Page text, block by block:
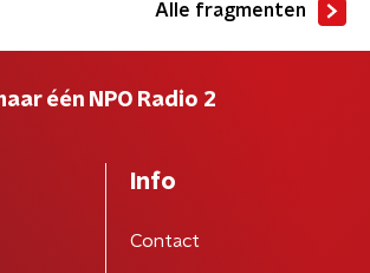
Alle fragmenten
één NPO Radio 2
Info
Contact